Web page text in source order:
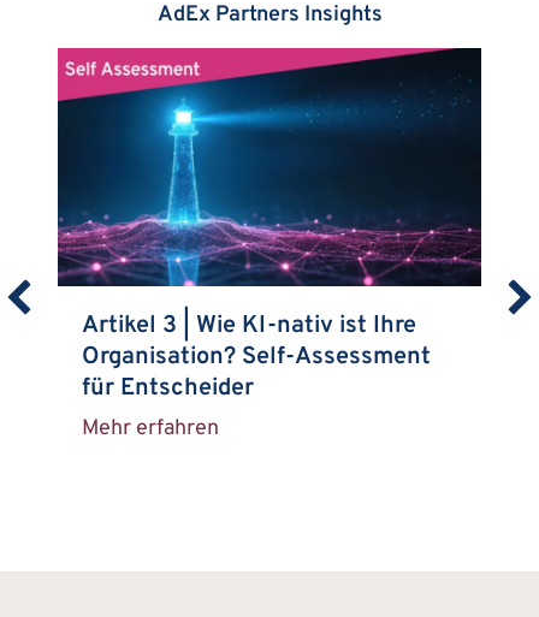
AdEx Partners Insights
wissenschaftlich fundierte Klimaschutzmaßnahmen
Artikel 3 | Wie KI-nativ ist Ihre
Organisation? Self-Assessment
für Entscheider
Mehr erfahren